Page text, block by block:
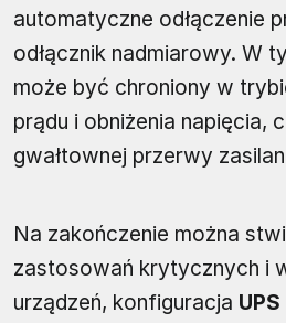
automatyczne odłączenie
odłącznik nadmiarowy. W
może być chroniony w
prądu i obniżenia napięcia,
gwałtownej przerwy
Na zakończenie można
zastosowań krytycznych i
urządzeń, konfiguracja UPS